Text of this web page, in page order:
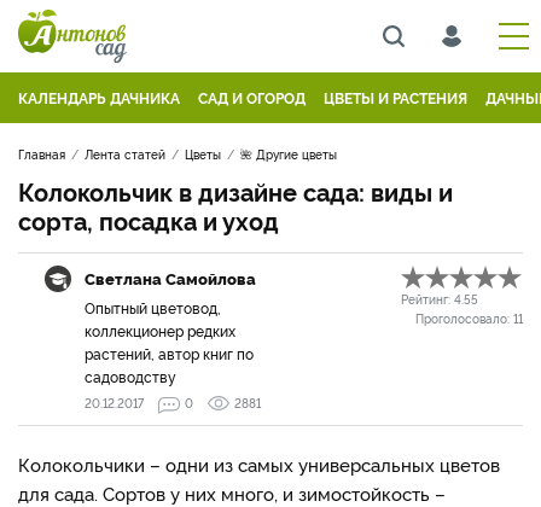
КАЛЕНДАРЬ ДАЧНИКА САД И ОГОРОД ЦВЕТЫ И РАСТЕНИЯ
Главная Лента статей Цветы 🌺 Другие цветы
Колокольчик в дизайне сада: виды и
сорта, посадка и уход
Светлана Самойлова
Опытный цветовод,
коллекционер редких
растений, автор книг по
садоводству
Рейтинг: 4.55
Проголосовало: 11
20.12.2017 0 2881
Колокольчики – одни из самых универсальных цветов
для сада. Сортов у них много, и зимостойкость –